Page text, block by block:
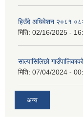
हिउँदे अधिवेशन २०८१
मिति: 02/16/2025 -
साल्पासिलिछो
मिति: 07/04/2024 -
अन्य